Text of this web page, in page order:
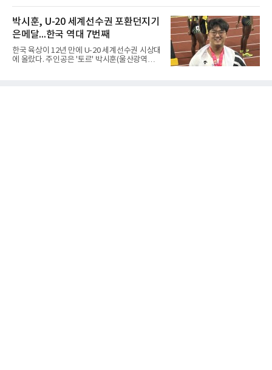
다.B조에서는 용산고가 안양고를 98-71로 꺾고
대회 2연승을 달렸다.한편 남중
서 일본여자프로농구 2부 리그 아란마레에 54-
79로 졌다. 이다연이 14점을 넣었으나 20점 9리
바운드를 기록한 바이 쿰바 디야산을 앞세운 상
대를 넘지 못했다.이번 대회에 처음 출전한 아란
마레는 조별리그부터 결승까지 6전 전승을 거뒀
고, 디야산이 최우수선수(MVP)로 뽑혔다.
박시훈, U-20 세계선수권 포환던지기
은메달...한국 역대 7번째
한국 육상이 12년 만에 U-20 세계선수권 시상대
에 올랐다. 주인공은 '토르' 박시훈(울산광역시)